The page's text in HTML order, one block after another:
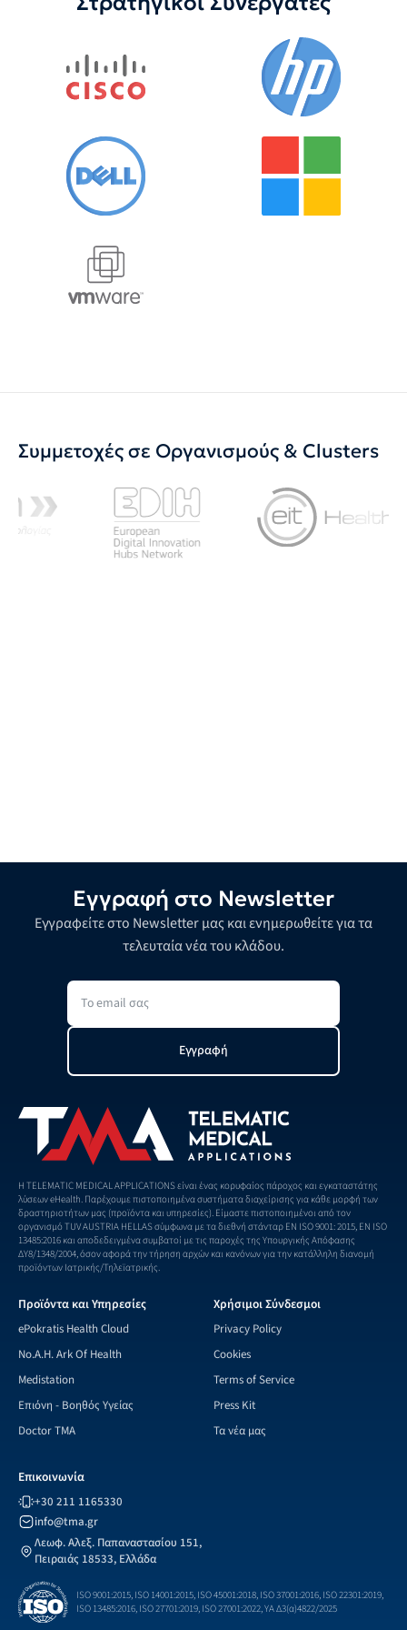
Συμμετοχές σε Οργανισμούς & Clusters
Εγγραφή στο Newsletter
Εγγραφείτε στο Newsletter μας και ενημερωθείτε για τα
τελευταία νέα του κλάδου.
Εγγραφή
H TELEMATIC MEDICAL APPLICATIONS είναι ένας κορυφαίος πάροχος και εγκαταστάτης
λύσεων eHealth. Παρέχουμε πιστοποιημένα συστήματα διαχείρισης για κάθε μορφή των
δραστηριοτήτων μας (προϊόντα και υπηρεσίες). Είμαστε πιστοποιημένοι από τον
οργανισμό TUV AUSTRIA HELLAS σύμφωνα με τα διεθνή στάνταρ EN ISO 9001: 2015, EN ISO
13485:2016 και αποδεδειγμένα συμβατοί με τις παροχές της Υπουργικής Απόφασης
ΔΥ8/1348/2004, όσον αφορά την τήρηση αρχών και κανόνων για την κατάλληλη διανομή
προϊόντων Ιατρικής/Τηλεϊατρικής.
Προϊόντα και Υπηρεσίες
ePokratis Health Cloud
No.A.H. Ark Of Health
Medistation
Επιόνη - Βοηθός Υγείας
Doctor TMA
Χρήσιμοι Σύνδεσμοι
Privacy Policy
Cookies
Terms of Service
Press Kit
Τα νέα μας
Επικοινωνία
+30 211 1165330
info@tma.gr
Λεωφ. Αλεξ. Παπαναστασίου 151,
Πειραιάς 18533, Ελλάδα
ISO 9001:2015, ISO 14001:2015, ISO 45001:2018, ISO 37001:2016, ISO 22301:2019,
ISO 13485:2016, ISO 27701:2019, ISO 27001:2022, ΥΑ Δ3(α)4822/2025